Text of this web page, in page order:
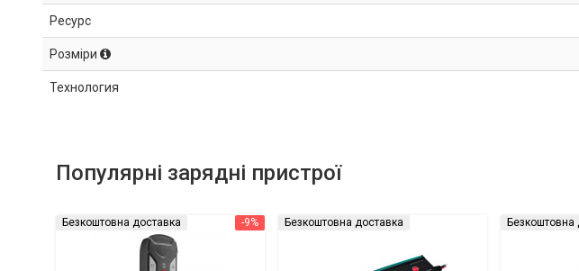
Ресурс
Розміри
Технология
Популярні зарядні пристрої
-9%
Безкоштовна доставка Безкоштовна доставка Безкоштовна